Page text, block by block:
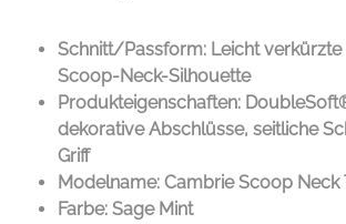
Schnitt/Passform: Leicht
Scoop-Neck-Silhouette
Produkteigenschaften:
dekorative Abschlüsse, seitliche
Griff
Modelname: Cambrie Scoop Neck
Farbe: Sage Mint